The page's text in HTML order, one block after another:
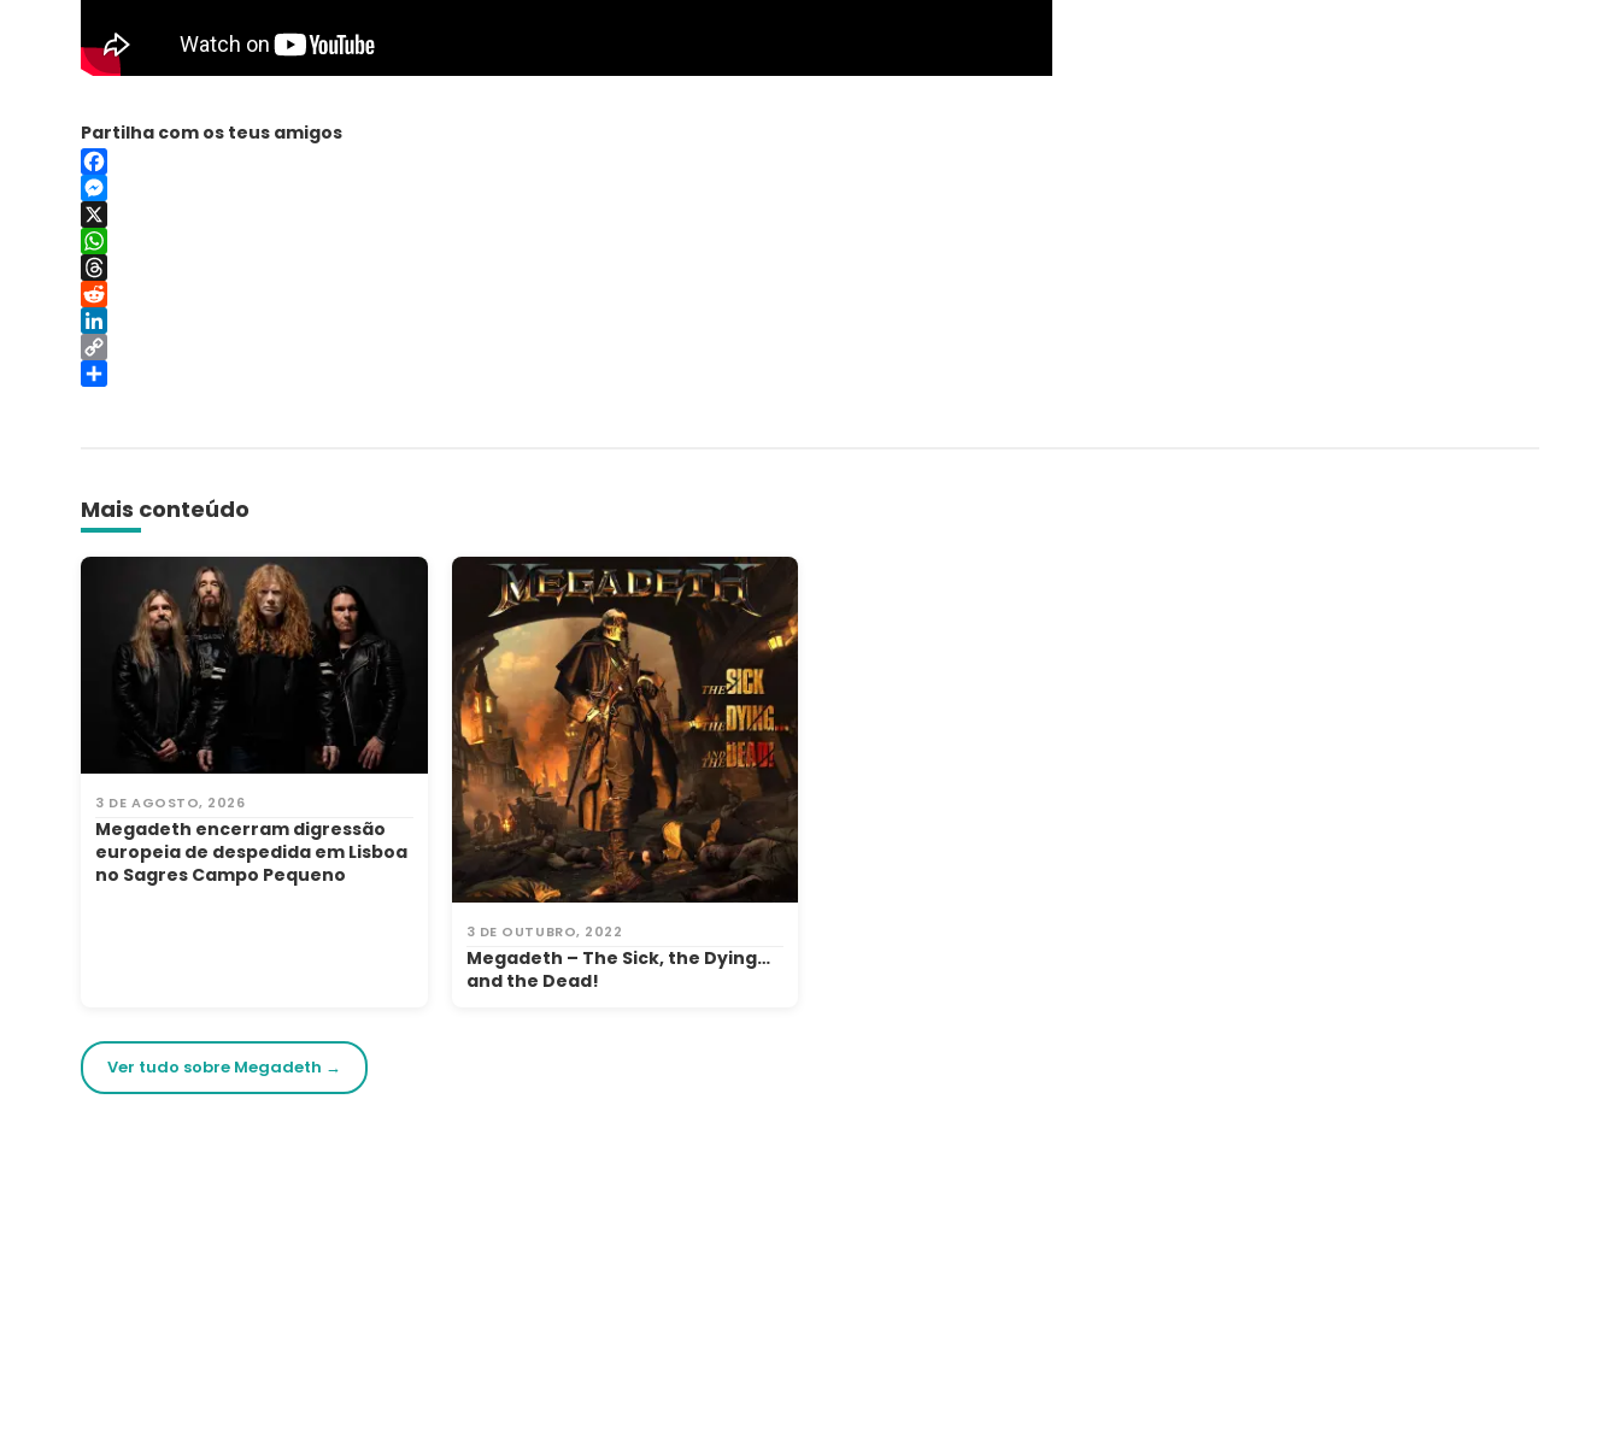
Partilha com os teus amigos
Facebook
Messenger
X
WhatsApp
Threads
Reddit
LinkedIn
Copy
Mais conteúdo
3 DE AGOSTO, 2026
Megadeth encerram digressão
europeia de despedida em Lisboa
no Sagres Campo Pequeno
3 DE OUTUBRO, 2022
Megadeth – The Sick, the Dying…
and the Dead!
Ver tudo sobre Megadeth →